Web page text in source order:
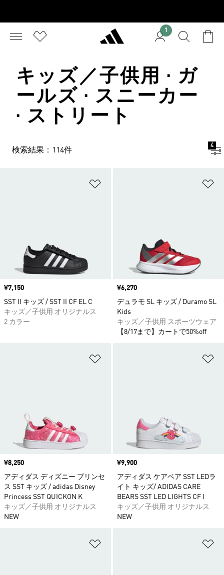
1
キッズ／子供用 · ガ
ールズ · スニーカー
· ストリート
検索結果：114件
4
価格
¥7,150
SST II キッズ / SST II CF EL C
キッズ／子供用 オリジナルス
2 カラー
価格
¥6,270
デュラモ SL キッズ / Duramo SL
Kids
キッズ／子供用 スポーツウェア
【8/17まで】カートで50%off
価格
¥8,250
アディダス ディズニー プリンセ
ス SST キッズ / adidas Disney
Princess SST QUICKON K
キッズ／子供用 オリジナルス
NEW
価格
¥9,900
アディダス ケアベア SST LEDラ
イト キッズ/ ADIDAS CARE
BEARS SST LED LIGHTS CF I
キッズ／子供用 オリジナルス
NEW